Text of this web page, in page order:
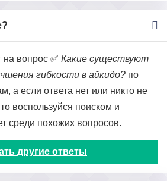
вопрос ✅ Какие существуют
гибкости в айкидо? по
а если ответа нет или никто не
воспользуйся поиском и
среди похожих вопросов.
другие ответы